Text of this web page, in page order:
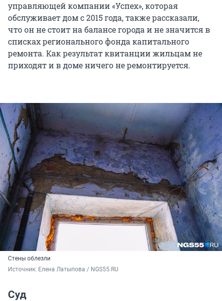
управляющей компании «Успех», которая
обслуживает дом с 2015 года, также рассказали,
что он не стоит на балансе города и не значится в
списках регионального фонда капитального
ремонта. Как результат квитанции жильцам не
приходят и в доме ничего не ремонтируется.
Стены облезли
Источник: Елена Латыпова / NGS55.RU
Суд